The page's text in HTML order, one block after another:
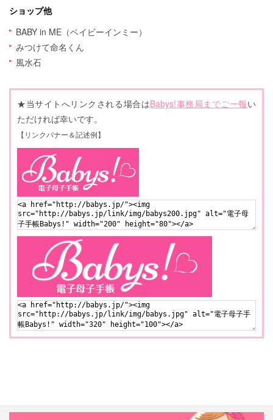
ショップ他
BABY in ME（ベイビーインミー）
みつけて命名くん
風水石
★当サイトへリンクされる場合はBabys!事務局までご一報い
ただければ幸いです。
【リンクバナー＆記述例】